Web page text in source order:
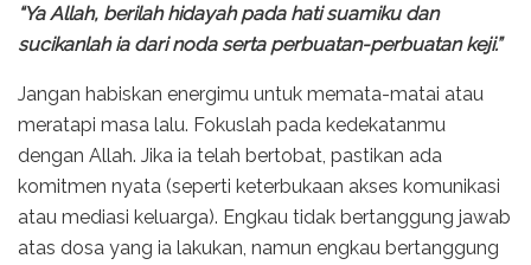
“Ya Allah, berilah hidayah pada hati suamiku dan
sucikanlah ia dari noda serta perbuatan-perbuatan keji.”
Jangan habiskan energimu untuk memata-matai atau
meratapi masa lalu. Fokuslah pada kedekatanmu
dengan Allah. Jika ia telah bertobat, pastikan ada
komitmen nyata (seperti keterbukaan akses komunikasi
atau mediasi keluarga). Engkau tidak bertanggung jawab
atas dosa yang ia lakukan, namun engkau bertanggung